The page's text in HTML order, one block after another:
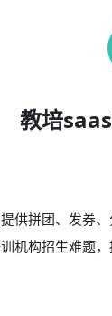
教培
供拼团、发券
机构招生难题